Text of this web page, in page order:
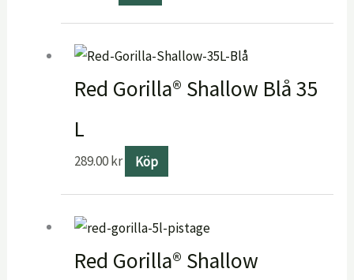
Red Gorilla® Shallow Blå 35
L
289.00kr Köp
Red Gorilla® Shallow